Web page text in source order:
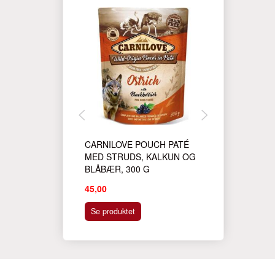
CARNILOVE POUCH PATÉ
MED STRUDS, KALKUN OG
BLÅBÆR, 300 G
45,00
Se produktet